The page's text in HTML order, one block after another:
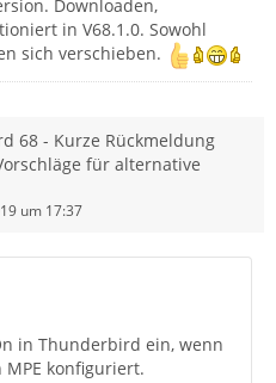
Downloaden,
in V68.1.0. Sowohl
sich verschieben.
68 - Kurze Rückmeldung
für alternative
um 17:37
in Thunderbird ein, wenn
konfiguriert.